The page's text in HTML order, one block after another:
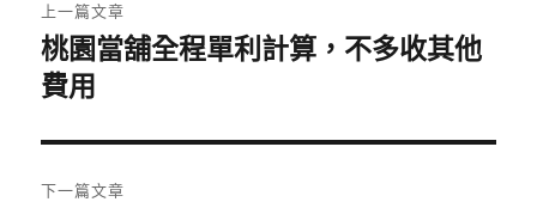
章
導
覽
上一篇文章
上
一
文
章:
桃園當舖全程單利計算，不多收其他
費用
下一篇文章